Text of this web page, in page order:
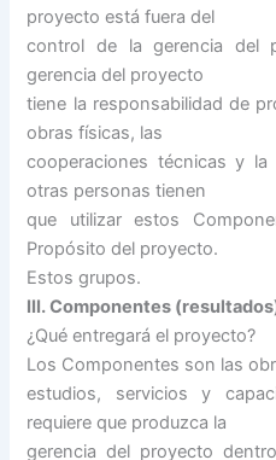
proyecto está fuera del
control de la gerencia del
gerencia del proyecto
tiene la responsabilidad de
obras físicas, las
cooperaciones técnicas y la
otras personas tienen
que utilizar estos
Propósito del proyecto.
Estos grupos.
III. Componentes
¿Qué entregará el proyecto?
Los Componentes son las
estudios, servicios y
requiere que produzca la
gerencia del proyecto